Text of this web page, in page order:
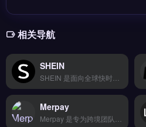
相关导航
SHEIN
Merpay